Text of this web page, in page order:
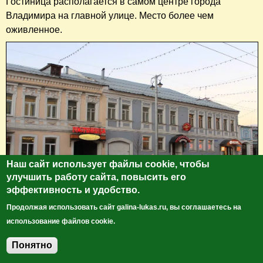
Владимира на главной улице. Место более чем
оживленное.
Месторасположение заключено в самом названии - у
Золотых ворот. Золотые ворота - символ города, его
визитная карточка, это самый известный архитектурный
Наш сайт использует файлы cookie, чтобы
улучшить работу сайта, повысить его
эффективность и удобство.
Продолжая использовать сайт galina-lukas.ru, вы соглашаетесь на
использование файлов cookie.
Понятно